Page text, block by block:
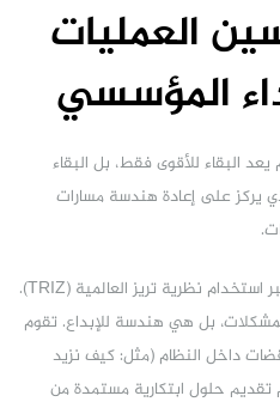
العمليات
المؤسسي
البقاء للأقوى فقط، بل البقاء
يركز على إعادة هندسة مسارات
في سواعد، نتبنى منهجية فريدة عبر استخدام نظرية تريز العالمية (TRIZ).
بل هي هندسة للإبداع. تقوم
داخل النظام (مثل: كيف نزيد
تقديم حلول ابتكارية مستمدة من